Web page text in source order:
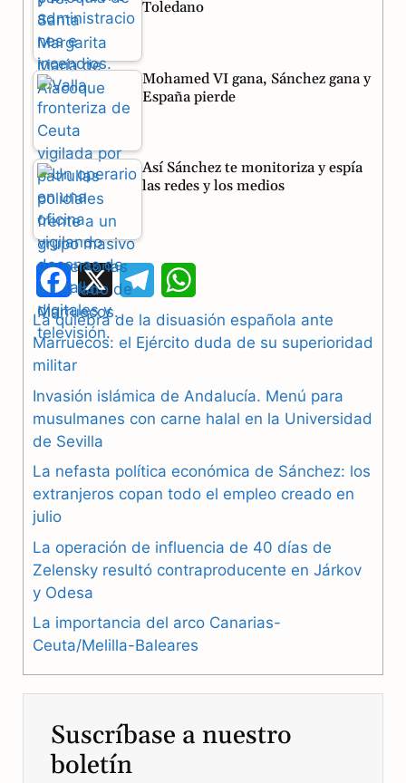
Toledano
Mohamed VI gana, Sánchez gana y
España pierde
Así Sánchez te monitoriza y espía
las redes y los medios
F
a
c
b
o
o
X
e
l
g
a
h
a
s
p
La quiebra de la disuasión española ante
Marruecos: el Ejército duda de su superioridad
militar
Invasión islámica de Andalucía. Menú para
musulmanes con carne halal en la Universidad
de Sevilla
La nefasta política económica de Sánchez: los
extranjeros copan todo el empleo creado en
julio
La operación de influencia de 40 días de
Zelensky resultó contraproducente en Járkov
y Odesa
La importancia del arco Canarias-
Ceuta/Melilla-Baleares
Suscríbase a nuestro
boletín